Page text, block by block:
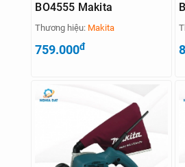
BO4555 Makita
Thương hiệu: Makita
759.000đ